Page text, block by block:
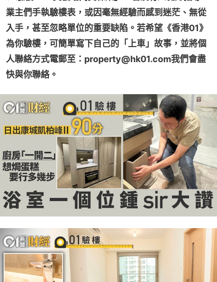
業主們手執驗樓表，或因毫無經驗而感到迷茫、無從
入手，甚至忽略單位的重要缺陷。若希望《香港01》
為你驗樓，可簡單寫下自己的「上車」故事，並將個
人聯絡方式電郵至：property@hk01.com我們會盡
快與你聯絡。